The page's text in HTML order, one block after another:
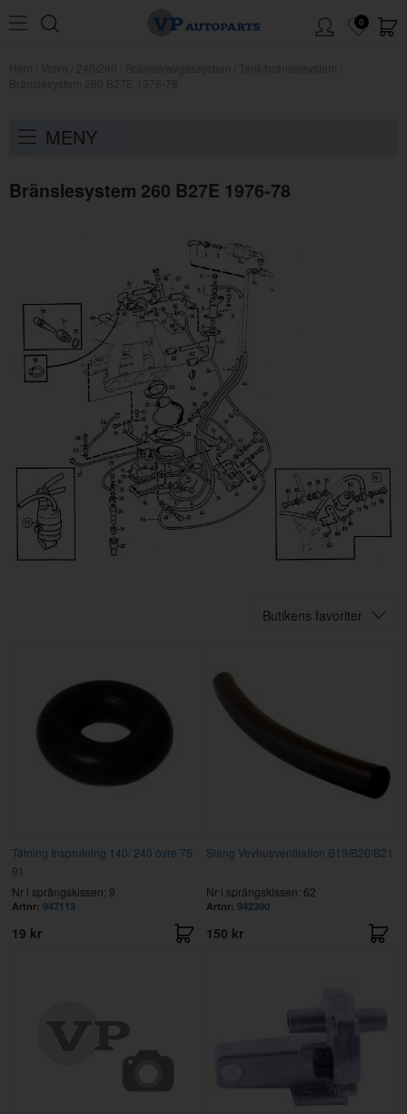
0
MENY
Bränslesystem 260 B27E 1976-78
Butikens favoriter
Tätning Insprutning 140/ 240 övre 75-
91
Nr i sprängskissen: 9
Artnr: 947113
19 kr
Slang Vevhusventilation B19/B20/B21
Nr i sprängskissen: 62
Artnr: 942390
150 kr